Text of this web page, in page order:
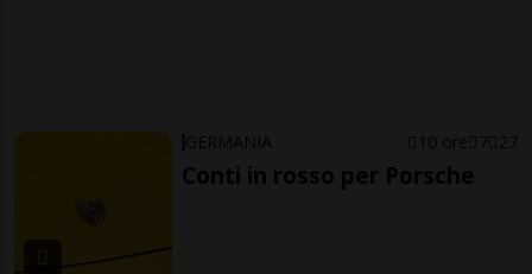
GERMANIA 10 ore 7 27
Conti in rosso per Porsche